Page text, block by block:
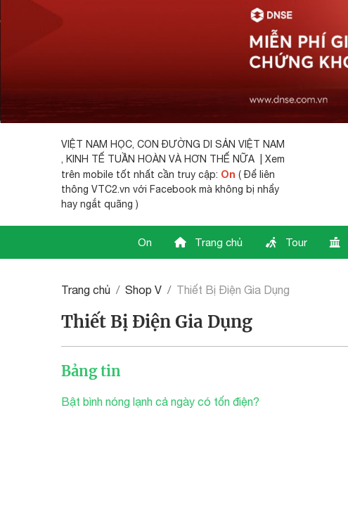
VIỆT NAM HỌC, CON ĐƯỜNG DI SẢN VIỆT NAM
, KINH TẾ TUẦN HOÀN VÀ HƠN THẾ NỮA | Xem
trên mobile tốt nhất cần truy cập: On ( Để liên
thông VTC2.vn với Facebook mà không bị nhẩy
hay ngắt quãng )
On Trang chủ Tour
Trang chủ Shop V Thiết Bị Điện Gia Dụng
Thiết Bị Điện Gia Dụng
Bảng tin
Bật bình nóng lạnh cả ngày có tốn điện?